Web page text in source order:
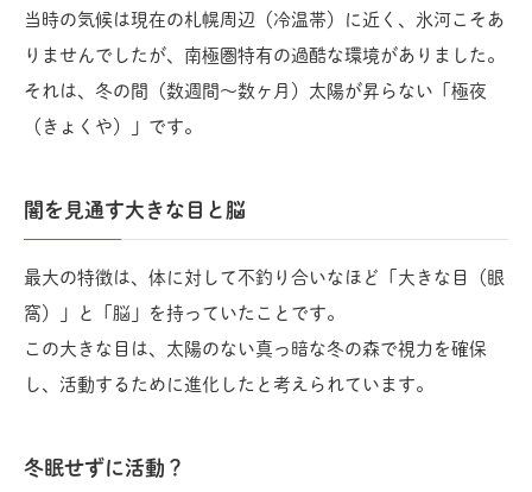
当時の気候は現在の札幌周辺（冷温帯）に近く、氷河こそあ
りませんでしたが、南極圏特有の過酷な環境がありました。
それは、冬の間（数週間〜数ヶ月）太陽が昇らない「極夜
（きょくや）」です。
闇を見通す大きな目と脳
最大の特徴は、体に対して不釣り合いなほど「大きな目（眼
窩）」と「脳」を持っていたことです。
この大きな目は、太陽のない真っ暗な冬の森で視力を確保
し、活動するために進化したと考えられています。
冬眠せずに活動？